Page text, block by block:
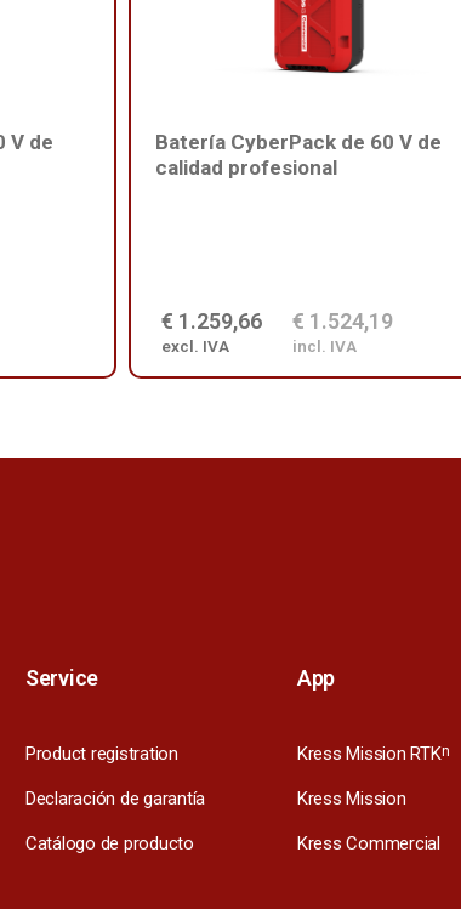
V de
Batería CyberPack de 60 V de
calidad profesional
€ 1.259,66
excl. IVA
€ 1.524,19
incl. IVA
Service
Product registration
Declaración de garantía
Catálogo de producto
App
Kress Mission RTKn
Kress Mission
Kress Commercial